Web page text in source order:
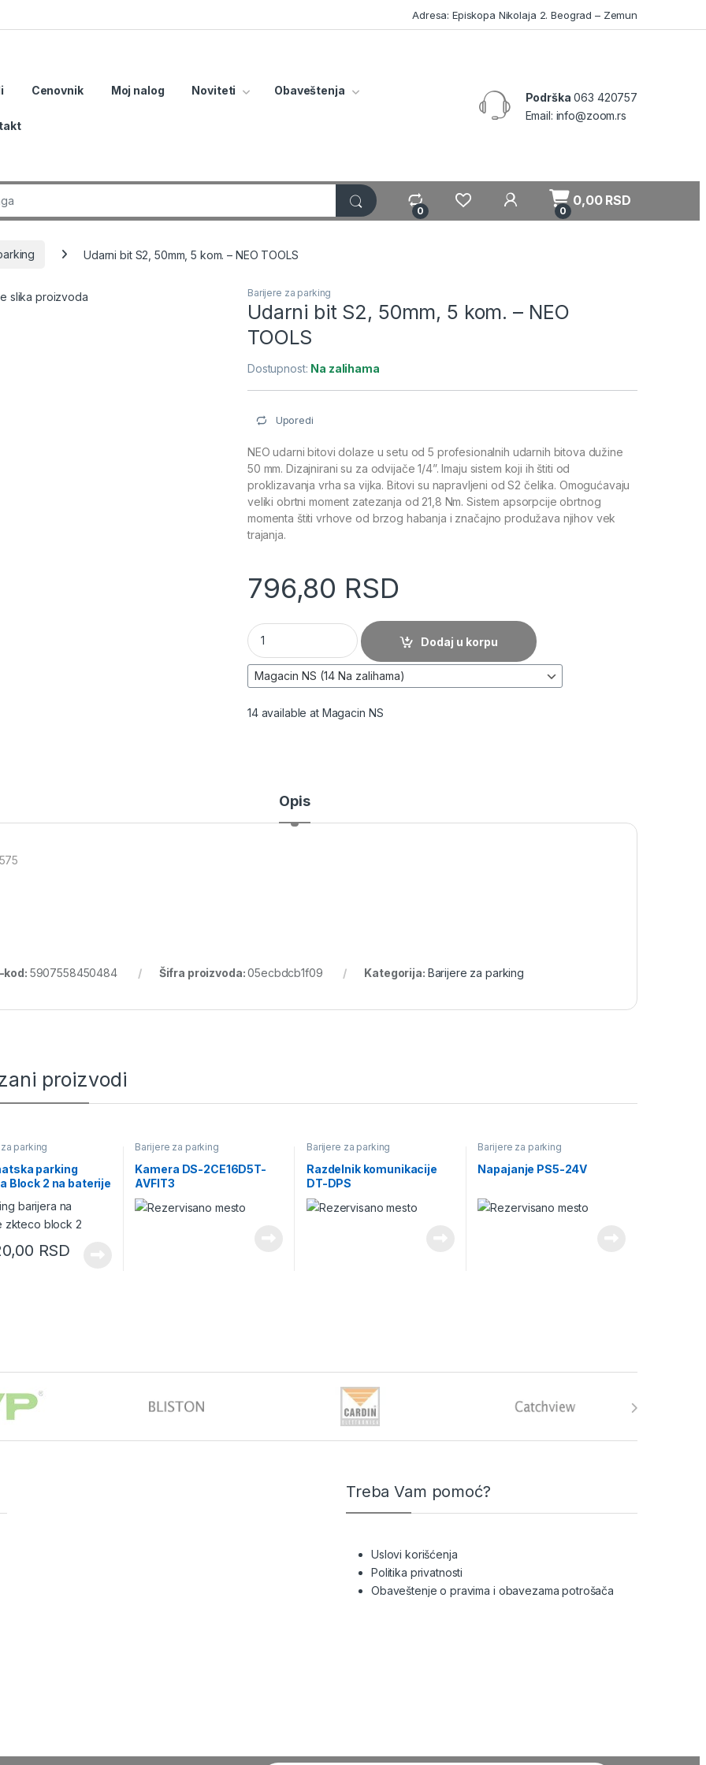
Adresa: Episkopa Nikolaja 2. Beograd – Zemun
Cenovnik Moj nalog Noviteti Obaveštenja
Podrška 063 420757
Email: info@zoom.rs
0
My Account
0
0,00RSD
Udarni bit S2, 50mm, 5 kom. – NEO TOOLS
Barijere za parking
Udarni bit S2, 50mm, 5 kom. – NEO
TOOLS
Dostupnost: Na zalihama
Uporedi
NEO udarni bitovi dolaze u setu od 5 profesionalnih udarnih bitova dužine
50 mm. Dizajnirani su za odvijače 1/4”. Imaju sistem koji ih štiti od
proklizavanja vrha sa vijka. Bitovi su napravljeni od S2 čelika. Omogućavaju
veliki obrtni moment zatezanja od 21,8 Nm. Sistem apsorpcije obrtnog
momenta štiti vrhove od brzog habanja i značajno produžava njihov vek
trajanja.
796,80 RSD
Udarni bit S2, 50mm, 5 kom. - NEO TOOLS količina
Dodaj u korpu
14 available at Magacin NS
Opis
kod: 5907558450484 Šifra proizvoda:05ecbdcb1f09 Kategorija: Barijere za parking
proizvodi
parking
parking
Block 2 na baterije
RSD
Barijere za parking
Kamera DS-2CE16D5T-
AVFIT3
Barijere za parking
Razdelnik komunikacije
DT-DPS
Barijere za parking
Napajanje PS5-24V
Treba Vam pomoć?
Uslovi korišćenja
Politika privatnosti
Obaveštenje o pravima i obavezama potrošača